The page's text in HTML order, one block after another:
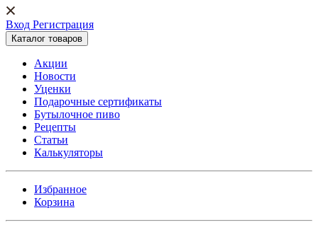
Вход Регистрация
Каталог товаров
Акции
Новости
Уценки
Подарочные сертификаты
Бутылочное пиво
Рецепты
Статьи
Калькуляторы
Избранное
Корзина